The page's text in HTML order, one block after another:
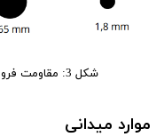
شکل 3: مقاومت فرورفتگی طبق استاندارد EN 12068
موارد میدانی